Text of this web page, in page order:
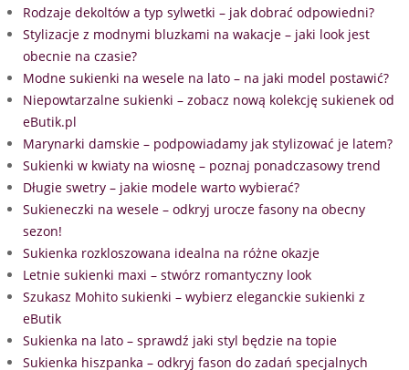
Rodzaje dekoltów a typ sylwetki – jak dobrać odpowiedni?
Stylizacje z modnymi bluzkami na wakacje – jaki look jest
obecnie na czasie?
Modne sukienki na wesele na lato – na jaki model postawić?
Niepowtarzalne sukienki – zobacz nową kolekcję sukienek od
eButik.pl
Marynarki damskie – podpowiadamy jak stylizować je latem?
Sukienki w kwiaty na wiosnę – poznaj ponadczasowy trend
Długie swetry – jakie modele warto wybierać?
Sukieneczki na wesele – odkryj urocze fasony na obecny
sezon!
Sukienka rozkloszowana idealna na różne okazje
Letnie sukienki maxi – stwórz romantyczny look
Szukasz Mohito sukienki – wybierz eleganckie sukienki z
eButik
Sukienka na lato – sprawdź jaki styl będzie na topie
Sukienka hiszpanka – odkryj fason do zadań specjalnych